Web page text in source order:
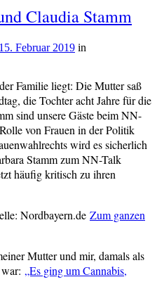
Claudia Stamm
15. Februar 2019 von
in
Familie liegt: Die Mutter saß
die Tochter acht Jahre für die
sind unsere Gäste beim NN-
von Frauen in der Politik
wird es sicherlich
Stamm zum NN-Talk
häufig kritisch zu ihren
Nordbayern.de Zum ganzen
Mutter und mir, damals als
„Es ging um Cannabis,